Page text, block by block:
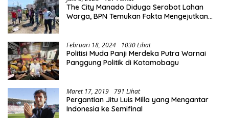
The City Manado Diduga Serobot Lahan
Warga, BPN Temukan Fakta Mengejutkan
Februari 18, 2024 1030 Lihat
Politisi Muda Panji Merdeka Putra Warnai
Panggung Politik di Kotamobagu
Maret 17, 2019 791 Lihat
Pergantian Jitu Luis Milla yang Mengantar
Indonesia ke Semifinal